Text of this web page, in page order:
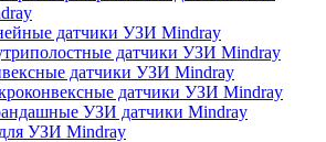
датчики УЗИ Mindray
датчики УЗИ Mindray
датчики УЗИ Mindray
датчики УЗИ Mindray
УЗИ датчики Mindray
УЗИ Mindray